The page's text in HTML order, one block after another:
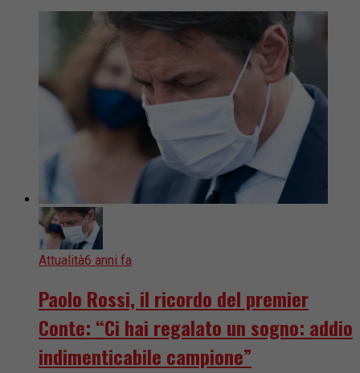
Attualità6 anni fa
Paolo Rossi, il ricordo del premier
Conte: “Ci hai regalato un sogno: addio
indimenticabile campione”